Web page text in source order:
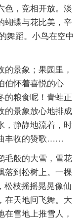
色，竞相开放。淡
蝴蝶与花比美，辛
舞蹈。小鸟在空中
景象；果园里，
伯怀着喜悦的心
的粮食呢！青蛙正
的景象放心地排成
，静静地流着，时
丰收的赞歌……
毛般的大雪，雪花
落到松树上。一棵
松枝摇摇晃晃像仙
在天地间飞舞。大
雪地上推雪人，